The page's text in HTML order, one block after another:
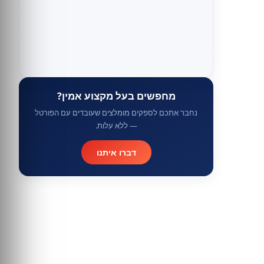
מחפשים בעל מקצוע אמין?
נחבר אתכם לספקים מומלצים שעובדים עם הפורטל
— ללא עלות.
דברו איתנו